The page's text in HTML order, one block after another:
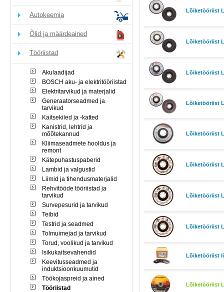
Autokeemia
Õlid ja määrdeained
Tööriistad
Akulaadijad
BOSCH aku- ja elektritööriistad
Elektritarvikud ja materjalid
Generaatorseadmed ja
tarvikud
Kaitsekiled ja -katted
Kanistrid, lehtrid ja
mõõtekannud
Kliimaseadmete hooldus ja
remont
Kätepuhastuspaberid
Lambid ja valgustid
Liimid ja tihendusmaterjalid
Rehvitööde tööriistad ja
tarvikud
Survepesurid ja tarvikud
Teibid
Testrid ja seadmed
Tolmuimejad ja tarvikud
Torud, voolikud ja tarvikud
Isikukaitsevahendid
Keevitusseadmed ja
induktsioonkuumutid
Töökojaspreid ja ained
Tööriistad
Lõiketööriist
Lõiketööriist
Lõiketööriist
Lõiketööriist
Lõiketööriist
Lõiketööriist
Lõiketööriist
Lõiketööriist
Lõiketööriist
Lõiketööriist